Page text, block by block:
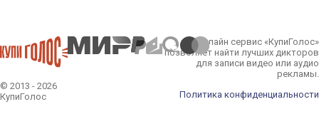
© 2013 - 2026
КупиГолос
Онлайн сервис «КупиГолос»
позволяет найти лучших дикторов
для записи видео или аудио
рекламы.
Политика конфиденциальности